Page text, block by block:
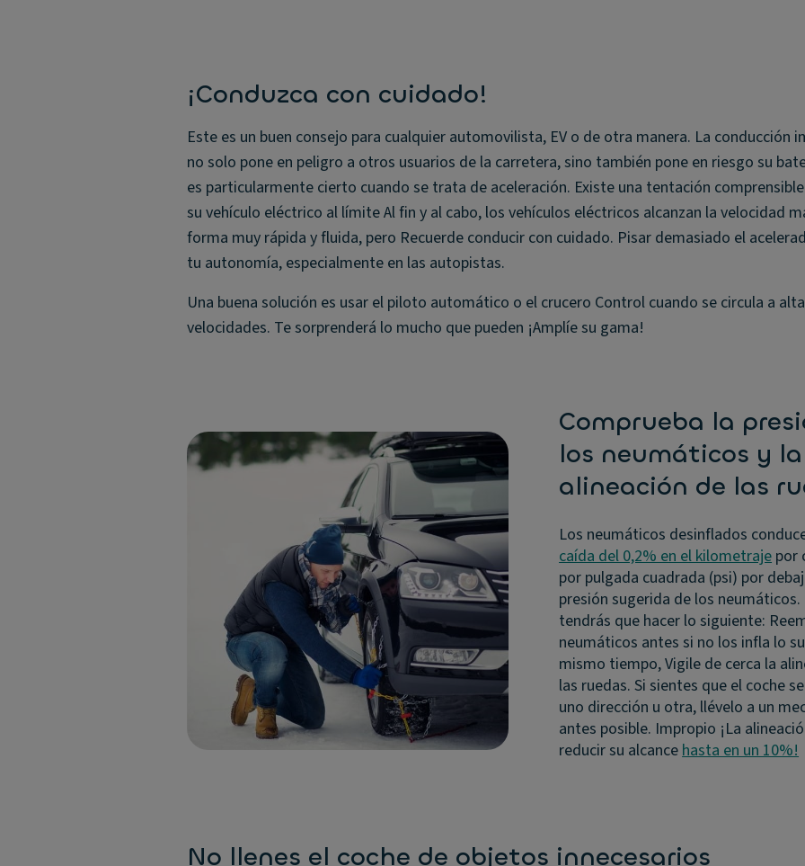
¡Conduzca con cuidado!
Este es un buen consejo para cualquier automovilista, EV o de otra manera. La conducción
no solo pone en peligro a otros usuarios de la carretera, sino también pone en riesgo su
es particularmente cierto cuando se trata de aceleración. Existe una tentación
su vehículo eléctrico al límite Al fin y al cabo, los vehículos eléctricos alcanzan la velocidad
forma muy rápida y fluida, pero Recuerde conducir con cuidado. Pisar demasiado el
tu autonomía, especialmente en las autopistas.
Una buena solución es usar el piloto automático o el crucero Control cuando se circula a
velocidades. Te sorprenderá lo mucho que pueden ¡Amplíe su gama!
Comprueba la
los neumáticos y la
alineación de las
Los neumáticos desinflados
caída del 0,2% en el kilometraje por
por pulgada cuadrada (psi) por
presión sugerida de los
tendrás que hacer lo siguiente:
neumáticos antes si no los infla lo
mismo tiempo, Vigile de cerca la
las ruedas. Si sientes que el coche
uno dirección u otra, llévelo a un
antes posible. Impropio ¡La
reducir su alcancehasta en un 10%!
No llenes el coche de objetos innecesarios